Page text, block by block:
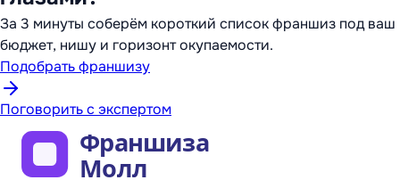
За 3 минуты соберём короткий список франшиз под ваш
бюджет, нишу и горизонт окупаемости.
Подобрать франшизу
Поговорить с экспертом